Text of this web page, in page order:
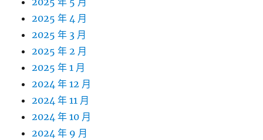
2025 年 4 月
2025 年 3 月
2025 年 2 月
2025 年 1 月
2024 年 12 月
2024 年 11 月
2024 年 10 月
2024 年 9 月